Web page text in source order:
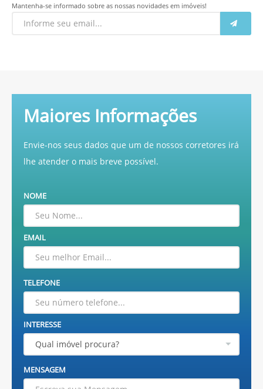
Mantenha-se informado sobre as nossas novidades em imóveis!
Maiores Informações
Envie-nos seus dados que um de nossos corretores irá
lhe atender o mais breve possível.
NOME
EMAIL
TELEFONE
INTERESSE
MENSAGEM